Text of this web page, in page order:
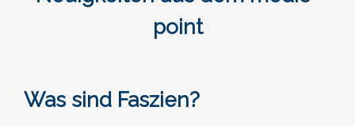
point
Was sind Faszien?